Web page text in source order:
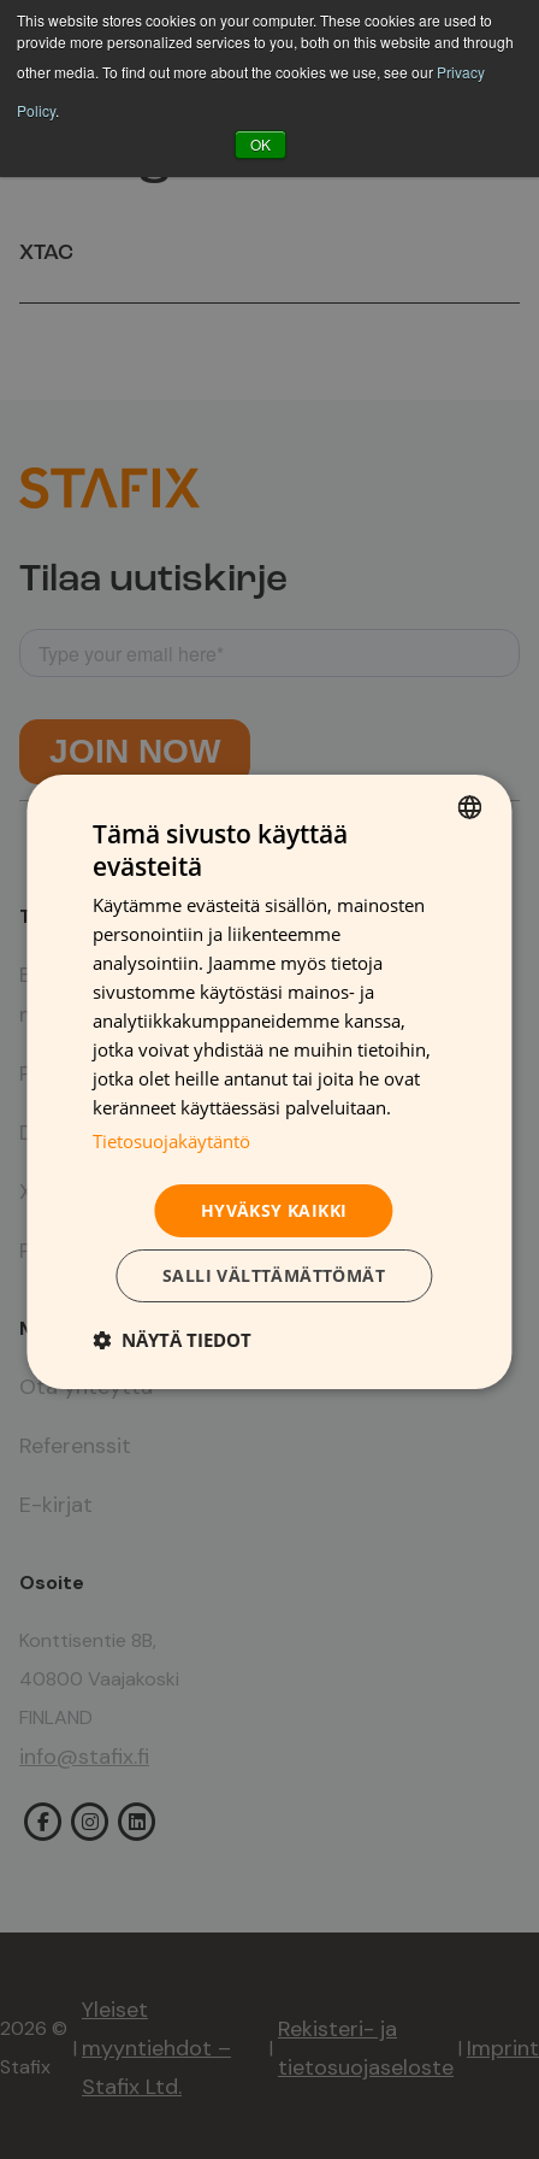
This website stores cookies on your computer. These cookies are used to
provide more personalized services to you, both on this website and through
other media. To find out more about the cookies we use, see our Privacy
Policy.
OK
Hyppää
sisältöön
Categories:
XTAC
Tilaa uutiskirje
Tuotteet
Brändit ja
myymälämainonta
Painotalot
DOTS
XTAC
PAPTIC
Ratkaisut
For brands & stores
For printing houses
Help me choose
Meistä
Ota yhteyttä
Referenssit
E-kirjat
Osoite
Konttisentie 8B,
40800 Vaajakoski
FINLAND
info@stafix.fi
2026 ©
Stafix
|
Yleiset
myyntiehdot –
Stafix Ltd.
|
Rekisteri- ja
tietosuojaseloste
| Imprint
GERMAN
Tämä sivusto käyttää
evästeitä
Käytämme evästeitä sisällön, mainosten
personointiin ja liikenteemme
analysointiin. Jaamme myös tietoja
sivustomme käytöstäsi mainos- ja
analytiikkakumppaneidemme kanssa,
jotka voivat yhdistää ne muihin tietoihin,
jotka olet heille antanut tai joita he ovat
keränneet käyttäessäsi palveluitaan.
Tietosuojakäytäntö
HYVÄKSY KAIKKI
SALLI VÄLTTÄMÄTTÖMÄT
NÄYTÄ TIEDOT